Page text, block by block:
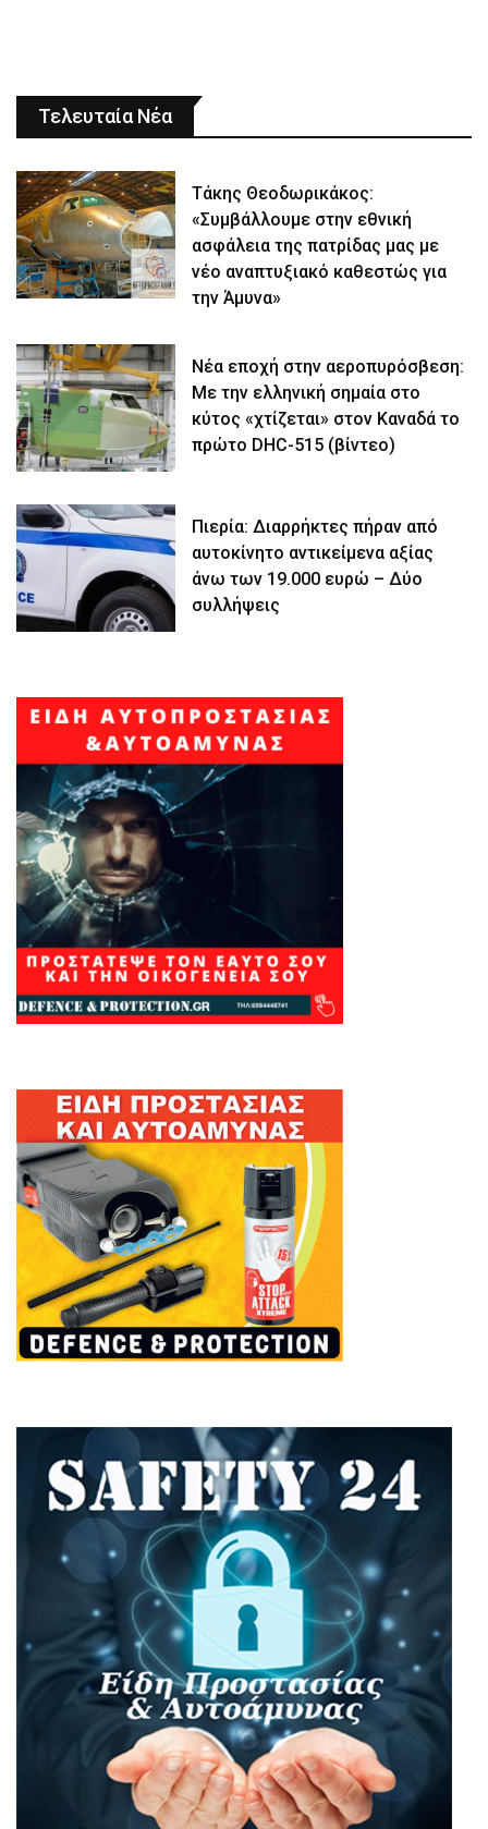
Τελευταία Νέα
Τάκης Θεοδωρικάκος:
«Συμβάλλουμε στην εθνική
ασφάλεια της πατρίδας μας με
νέο αναπτυξιακό καθεστώς για
την Άμυνα»
Νέα εποχή στην αεροπυρόσβεση:
Με την ελληνική σημαία στο
κύτος «χτίζεται» στον Καναδά το
πρώτο DHC-515 (βίντεο)
Πιερία: Διαρρήκτες πήραν από
αυτοκίνητο αντικείμενα αξίας
άνω των 19.000 ευρώ – Δύο
συλλήψεις